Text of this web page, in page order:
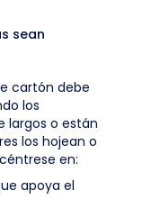
sean
cartón debe
los
largos o están
los hojean o
en:
apoya el